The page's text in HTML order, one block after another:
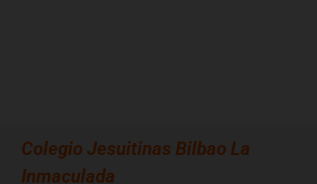
Colegio Jesuitinas Bilbao La
Inmaculada